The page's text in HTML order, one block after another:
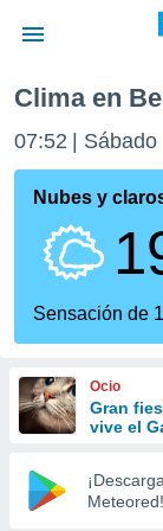
de
ha sido
calidad.
a este
las
y
forma
digital
basada
Clima en
07:52 Sábado
Nubes y
Sensación de
Ocio
Gran
vive el
¡Descarga
Meteored!